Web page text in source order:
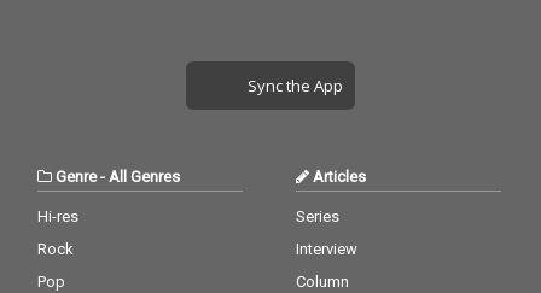
Sync the App
Genre-All Genres
Hi-res
Rock
Pop
Articles
Series
Interview
Column